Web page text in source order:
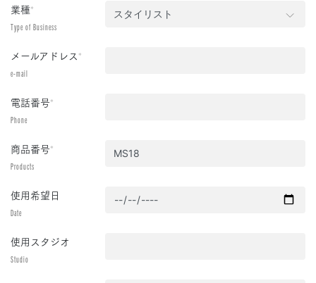
業種*
Type of Business
メールアドレス*
e-mail
電話番号*
Phone
商品番号*
Products
使用希望日
Date
使用スタジオ
Studio